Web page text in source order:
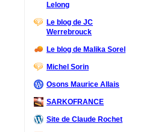
Lelong
Le blog de JC
Werrebrouck
Le blog de Malika Sorel
Michel Sorin
Osons Maurice Allais
SARKOFRANCE
Site de Claude Rochet